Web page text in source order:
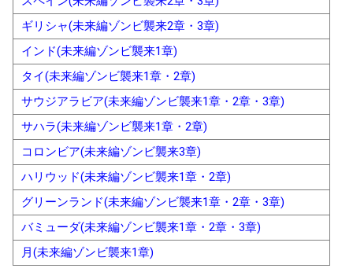
ギリシャ(未来編ゾンビ襲来2章・3章)
インド(未来編ゾンビ襲来1章)
タイ(未来編ゾンビ襲来1章・2章)
サウジアラビア(未来編ゾンビ襲来1章・2章・3章)
サハラ(未来編ゾンビ襲来1章・2章)
コロンビア(未来編ゾンビ襲来3章)
ハリウッド(未来編ゾンビ襲来1章・2章)
グリーンランド(未来編ゾンビ襲来1章・2章・3章)
バミューダ(未来編ゾンビ襲来1章・2章・3章)
月(未来編ゾンビ襲来1章)